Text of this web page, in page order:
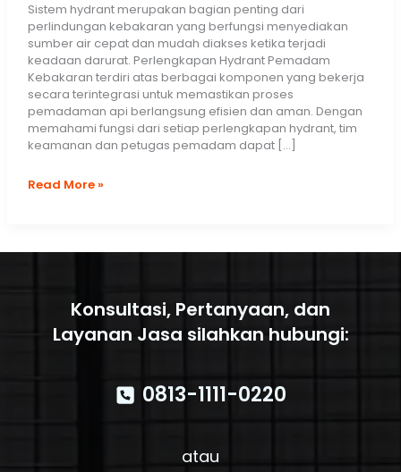
Sistem hydrant merupakan bagian penting dari
perlindungan kebakaran yang berfungsi menyediakan
sumber air cepat dan mudah diakses ketika terjadi
keadaan darurat. Perlengkapan Hydrant Pemadam
Kebakaran terdiri atas berbagai komponen yang bekerja
secara terintegrasi untuk memastikan proses
pemadaman api berlangsung efisien dan aman. Dengan
memahami fungsi dari setiap perlengkapan hydrant, tim
keamanan dan petugas pemadam dapat […]
9
Hydrant
Read More »
Konsultasi, Pertanyaan, dan
Layanan Jasa silahkan hubungi:
0813-1111-0220
atau